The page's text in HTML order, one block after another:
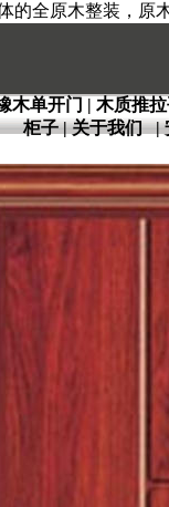
全原木整装，
木单开门 | 木质推
柜子|关于我们|